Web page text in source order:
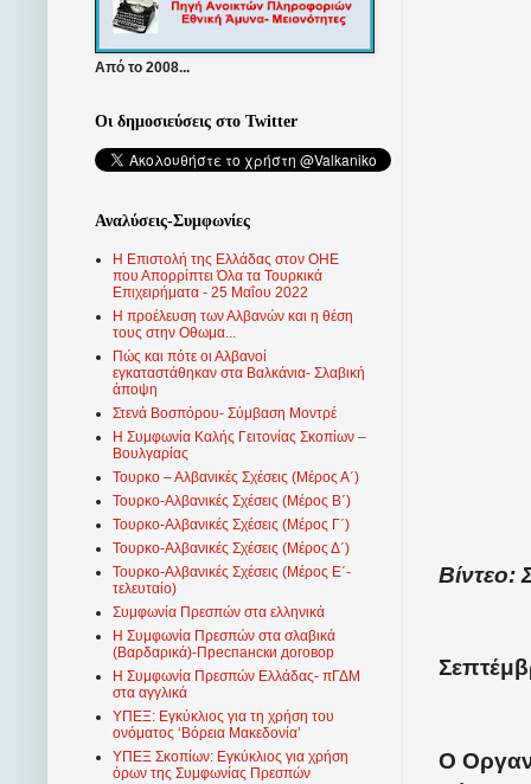
Βίντεο:
Ο
Από το 2008...
Οι δημοσιεύσεις στο Twitter
Αναλύσεις-Συμφωνίες
Η Επιστολή της Ελλάδας στον ΟΗΕ
που Απορρίπτει Όλα τα Τουρκικά
Επιχειρήματα - 25 Μαΐου 2022
Η προέλευση των Αλβανών και η θέση
τους στην Οθωμα...
Πώς και πότε οι Αλβανοί
εγκαταστάθηκαν στα Βαλκάνια- Σλαβική
άποψη
Στενά Βοσπόρου- Σύμβαση Μοντρέ
Η Συμφωνία Καλής Γειτονίας Σκοπίων –
Βουλγαρίας
Τουρκο – Αλβανικές Σχέσεις (Mέρος Α΄)
Τουρκο-Αλβανικές Σχέσεις (Μέρος Β΄)
Τουρκο-Αλβανικές Σχέσεις (Μέρος Γ΄)
Τουρκο-Αλβανικές Σχέσεις (Μέρος Δ΄)
Τουρκο-Αλβανικές Σχέσεις (Μέρος Ε΄-
τελευταίο)
Συμφωνία Πρεσπών στα ελληνικά
Η Συμφωνία Πρεσπών στα σλαβικά
(Βαρδαρικά)-Преспански договор
Η Συμφωνία Πρεσπών Ελλάδας- πΓΔΜ
στα αγγλικά
ΥΠΕΞ: Εγκύκλιος για τη χρήση του
ονόματος ‘Βόρεια Μακεδονία’
ΥΠΕΞ Σκοπίων: Εγκύκλιος για χρήση
όρων της Συμφωνίας Πρεσπών